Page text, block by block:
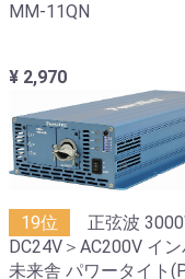
MM-11QN
¥ 2,970
19位
正弦波
DC24V＞AC200V イ
未来舎 パワータイト